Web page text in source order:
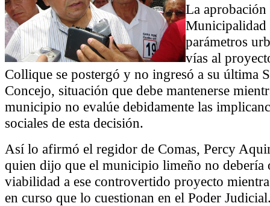
La aprobación
Municipalidad
parámetros
vías al
Collique se postergó y no ingresó a su última
Concejo, situación que debe mantenerse
municipio no evalúe debidamente las
sociales de esta decisión.
Así lo afirmó el regidor de Comas, Percy
quien dijo que el municipio limeño no debería
viabilidad a ese controvertido proyecto
en curso que lo cuestionan en el Poder